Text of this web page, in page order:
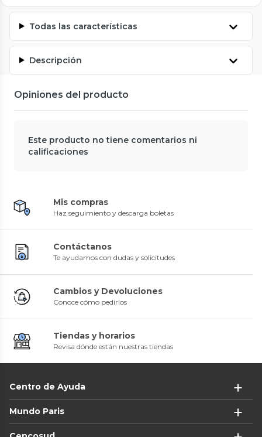
Todas las características
Descripción
Opiniones del producto
Este producto no tiene comentarios ni
calificaciones
Mis compras
Haz seguimiento y descarga boletas
Contáctanos
Te ayudamos con dudas y solicitudes
Cambios y Devoluciones
Conoce cómo pedirlos
Tiendas y horarios
Revisa dónde están nuestras tiendas
Centro de Ayuda
Mundo Paris